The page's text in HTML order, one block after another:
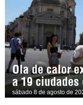
Ola de calor
a 19
sábado 8 de agosto de